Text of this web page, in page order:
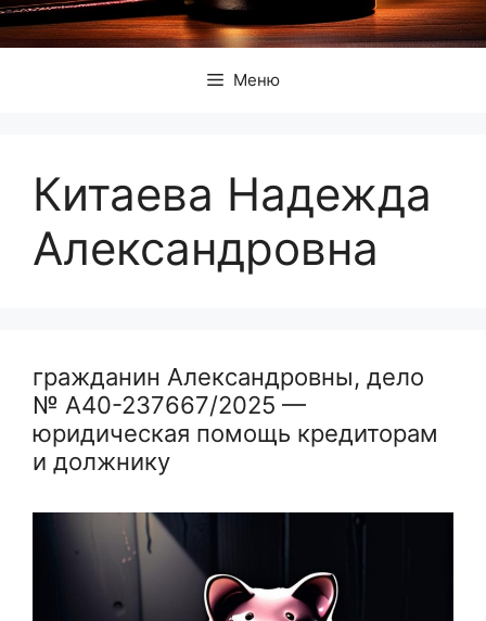
Меню
Китаева Надежда
Александровна
гражданин Александровны, дело
№ А40-237667/2025 —
юридическая помощь кредиторам
и должнику